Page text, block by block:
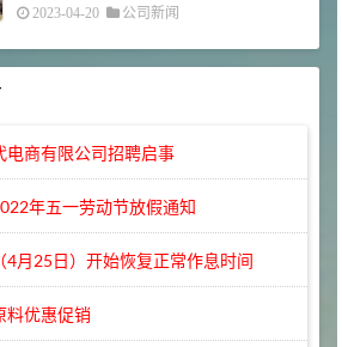
2023-04-20 公司新闻
电商有限公司招聘启事
年五一劳动节放假通知
4月25日）开始恢复正常作息时间
料优惠促销